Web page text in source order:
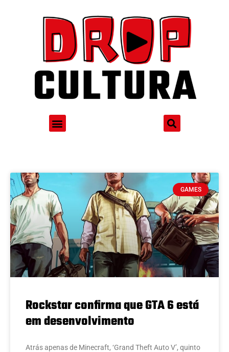
GAMES
Rockstar confirma que GTA 6 está
em desenvolvimento
Atrás apenas de Minecraft, ‘Grand Theft Auto V’, quinto